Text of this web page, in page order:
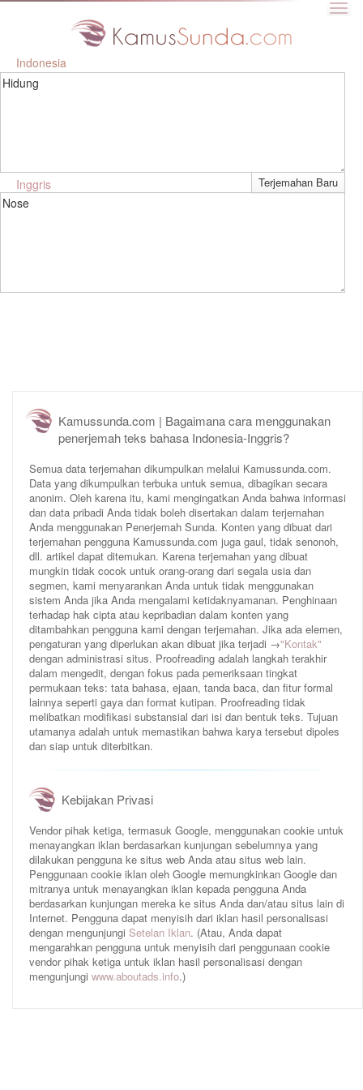
Indonesia
Hidung
Inggris
Nose
Kamussunda.com | Bagaimana cara menggunakan
penerjemah teks bahasa Indonesia-Inggris?
Semua data terjemahan dikumpulkan melalui Kamussunda.com.
Data yang dikumpulkan terbuka untuk semua, dibagikan secara
anonim. Oleh karena itu, kami mengingatkan Anda bahwa informasi
dan data pribadi Anda tidak boleh disertakan dalam terjemahan
Anda menggunakan Penerjemah Sunda. Konten yang dibuat dari
terjemahan pengguna Kamussunda.com juga gaul, tidak senonoh,
dll. artikel dapat ditemukan. Karena terjemahan yang dibuat
mungkin tidak cocok untuk orang-orang dari segala usia dan
segmen, kami menyarankan Anda untuk tidak menggunakan
sistem Anda jika Anda mengalami ketidaknyamanan. Penghinaan
terhadap hak cipta atau kepribadian dalam konten yang
ditambahkan pengguna kami dengan terjemahan. Jika ada elemen,
pengaturan yang diperlukan akan dibuat jika terjadi →"Kontak"
dengan administrasi situs. Proofreading adalah langkah terakhir
dalam mengedit, dengan fokus pada pemeriksaan tingkat
permukaan teks: tata bahasa, ejaan, tanda baca, dan fitur formal
lainnya seperti gaya dan format kutipan. Proofreading tidak
melibatkan modifikasi substansial dari isi dan bentuk teks. Tujuan
utamanya adalah untuk memastikan bahwa karya tersebut dipoles
dan siap untuk diterbitkan.
Kebijakan Privasi
Vendor pihak ketiga, termasuk Google, menggunakan cookie untuk
menayangkan iklan berdasarkan kunjungan sebelumnya yang
dilakukan pengguna ke situs web Anda atau situs web lain.
Penggunaan cookie iklan oleh Google memungkinkan Google dan
mitranya untuk menayangkan iklan kepada pengguna Anda
berdasarkan kunjungan mereka ke situs Anda dan/atau situs lain di
Internet. Pengguna dapat menyisih dari iklan hasil personalisasi
dengan mengunjungi Setelan Iklan. (Atau, Anda dapat
mengarahkan pengguna untuk menyisih dari penggunaan cookie
vendor pihak ketiga untuk iklan hasil personalisasi dengan
mengunjungi www.aboutads.info.)